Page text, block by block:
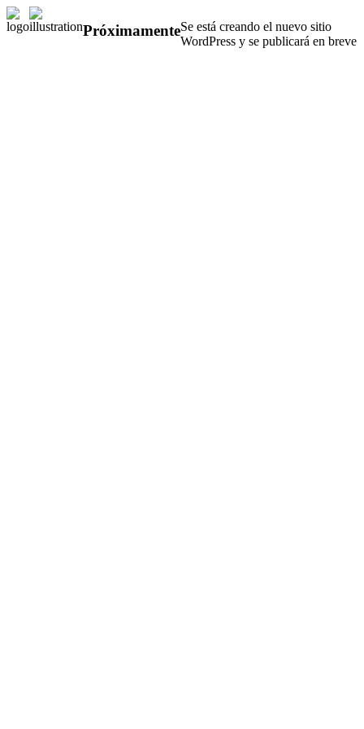
PróximamenteSe está creando el nuevo sitio
WordPress y se publicará en breve